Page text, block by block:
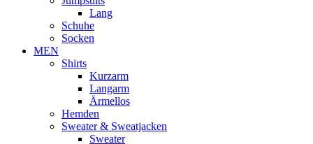
Lang
Schuhe
Socken
MEN
Shirts
Kurzarm
Langarm
Ärmellos
Hemden
Sweater & Sweatjacken
Sweater